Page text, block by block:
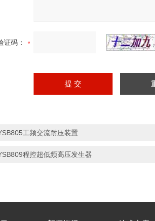
证码：
工频交流耐压装置
程控超低频高压发生器